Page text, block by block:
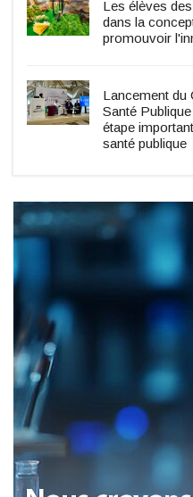
Les élèves
dans la
promouvoir
Lancement du
Santé
étape
santé publique